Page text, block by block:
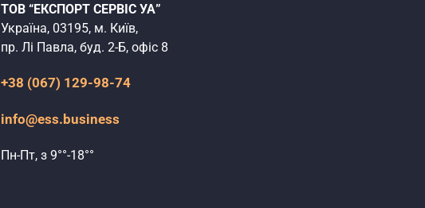
ТОВ “ЕКСПОРТ СЕРВІС УА”
Україна, 03195, м. Київ,
пр. Лі Павла, буд. 2-Б, офіс 8
+38 (067) 129-98-74
info@ess.business
Пн-Пт, з 9°°-18°°